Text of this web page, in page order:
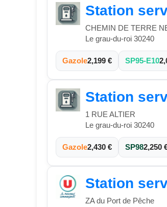
Station
CHEMIN DE TERRE
Le grau-du-roi 30240
Gazole2,199 € SP95-E10
Station
1 RUE ALTIER
Le grau-du-roi 30240
Gazole2,430 € SP982,250
Station
ZA du Port de Pêche